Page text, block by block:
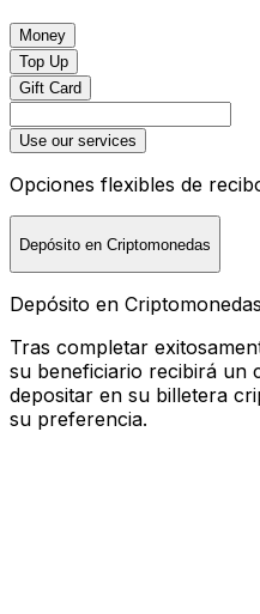
Money
Top Up
Gift Card
Use our services
Opciones flexibles de
Depósito en Criptomonedas
Depósito en Criptomonedas
Tras completar
su beneficiario recibirá un
depositar en su billetera
su preferencia.